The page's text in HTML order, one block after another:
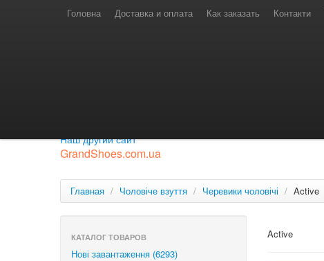
Головна Доставка и оплата Как заказать Контакти
Лайф: (063) 527-76-88 МТС: (050) 967-41-33
Наш другий сайт
GrandShoes.com.ua
Главная / Чоловіче взуття / Черевики чоловічі / Active
КАТАЛОГ ТОВАРОВ
Нові завантаження (6293)
Active